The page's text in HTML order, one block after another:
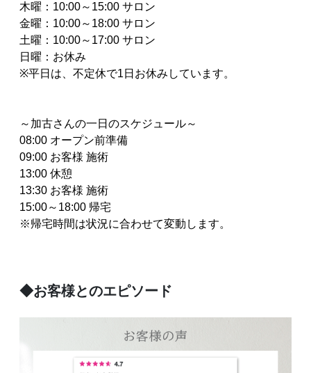
木曜：10:00～15:00 サロン
金曜：10:00～18:00 サロン
土曜：10:00～17:00 サロン
日曜：お休み
※平日は、不定休で1日お休みしています。
～加古さんの一日のスケジュール～
08:00 オープン前準備
09:00 お客様 施術
13:00 休憩
13:30 お客様 施術
15:00～18:00 帰宅
※帰宅時間は状況に合わせて変動します。
◆お客様とのエピソード